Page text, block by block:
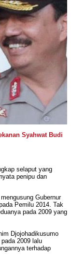
Syahwat Budi
selaput yang
penipu dan
Gubernur
Pemilu 2014. Tak
pada 2009 yang
Djojohadikusumo
2009 lalu
terhadap